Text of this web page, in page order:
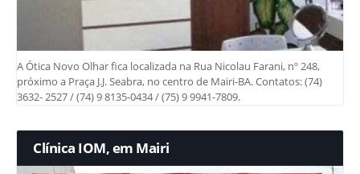
A Ótica Novo Olhar fica localizada na Rua Nicolau Farani, nº 248,
próximo a Praça J.J. Seabra, no centro de Mairi-BA. Contatos: (74)
3632- 2527 / (74) 9 8135-0434 / (75) 9 9941-7809.
Clínica IOM, em Mairi